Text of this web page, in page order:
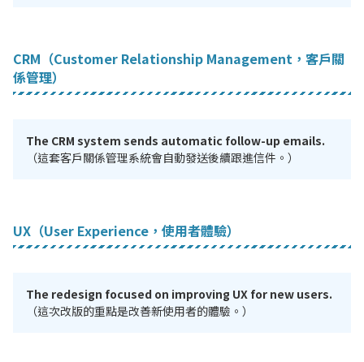
CRM（Customer Relationship Management，客戶關
係管理）
The CRM system sends automatic follow-up emails.
（這套客戶關係管理系統會自動發送後續跟進信件。）
UX（User Experience，使用者體驗）
The redesign focused on improving UX for new users.
（這次改版的重點是改善新使用者的體驗。）